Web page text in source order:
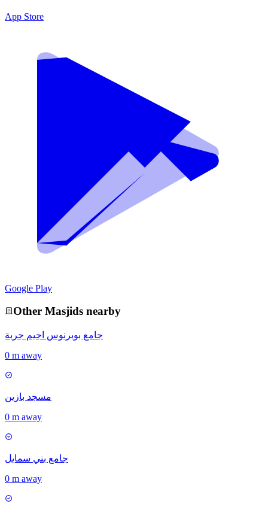
App Store
Google Play
Other Masjids nearby
جامع بوبرنوس اجيم جربة
0 m away
مسجد بازين
0 m away
جامع بني سمايل
0 m away